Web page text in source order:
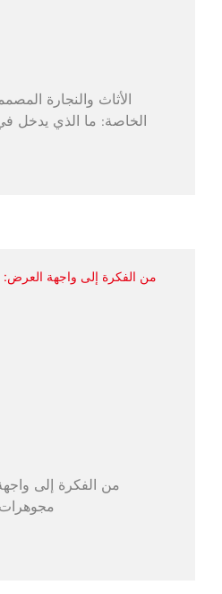
الأثاث والنجارة
الخاصة: ما الذي يدخل في
من الفكرة إلى
مجوهرات